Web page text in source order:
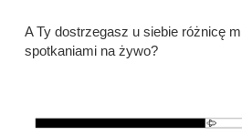
A Ty dostrzegasz u siebie różnicę
spotkaniami na żywo?